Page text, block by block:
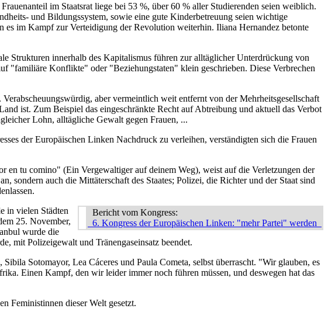
im Staatsrat liege bei 53 %, über 60 % aller Studierenden seien weiblich.
und Bildungssystem, sowie eine gute Kinderbetreuung seien wichtige
es im Kampf zur Verteidigung der Revolution weiterhin. Iliana Hernandez betonte
Strukturen innerhalb des Kapitalismus führen zur alltäglicher Unterdrückung von
"familiäre Konflikte" oder "Beziehungstaten" klein geschrieben. Diese Verbrechen
aber vermeintlich weit entfernt von der Mehrheitsgesellschaft
ist. Zum Beispiel das eingeschränkte Recht auf Abtreibung und aktuell das Verbot
Lohn, alltägliche Gewalt gegen Frauen, ...
der Europäischen Linken Nachdruck zu verleihen, verständigten sich die Frauen
en tu comino" (Ein Vergewaltiger auf deinem Weg), weist auf die Verletzungen der
sondern auch die Mittäterschaft des Staates; Polizei, die Richter und der Staat sind
Bericht vom Kongress:
6. Kongress der Europäischen Linken: "mehr Partei" werden
in vielen Städten
25. November,
wurde die
mit Polizeigewalt und Tränengaseinsatz beendet.
Sotomayor, Lea Cáceres und Paula Cometa, selbst überrascht. "Wir glauben, es
Einen Kampf, den wir leider immer noch führen müssen, und deswegen hat das
Feministinnen dieser Welt gesetzt.